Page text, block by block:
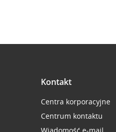
Kontakt
Centra korporacyjne
Centrum kontaktu